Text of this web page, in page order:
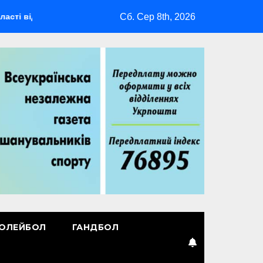
мультиспортивний табір ГАРТ 2026 – як долучитися
Сб. Сер 8th, 2026
ГАНДБОЛ